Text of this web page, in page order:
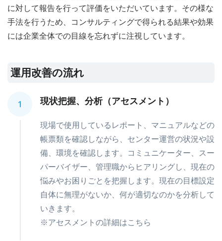
に対して報告を行って評価をいただいています。その様な
手法を行うため、コンサルティングで得られる結果や効果
には企業全体での目線を忘れずに注視しています。
運用改善の流れ
1 現状把握、分析（アセスメント）
現場で使用しているレポート、マニュアルなどの
帳票類を確認しながら、センター運営の状況や設
備、環境を確認します。コミュニケーター、スー
パーバイザー、管理職からヒアリングし、現在の
悩みやお困りごとを把握します。現在の目標設定
自体に無理がないか、何が適切なのかを分析して
いきます。
※アセスメントの詳細はこちら